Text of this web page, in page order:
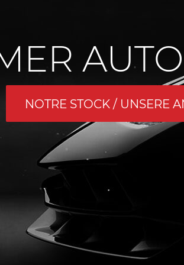
NOTRE STOCK / UNSERE